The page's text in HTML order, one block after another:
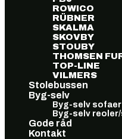
ROWICO
RÜBNER
SKALMA
SKOVBY
STOUBY
THOMSEN
TOP-LINE
VILMERS
Stolebussen
Byg-selv
Byg-selv sofaer
Byg-selv
Gode råd
Kontakt